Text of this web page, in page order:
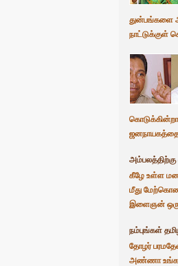
துன்பங்களை
நாட்டுக்குள்
ஜனநாயகத்தை
கீழே உள்ள
மீது
இளைஞன்
நம்புங்கள்
தோழர்
அண்ணா